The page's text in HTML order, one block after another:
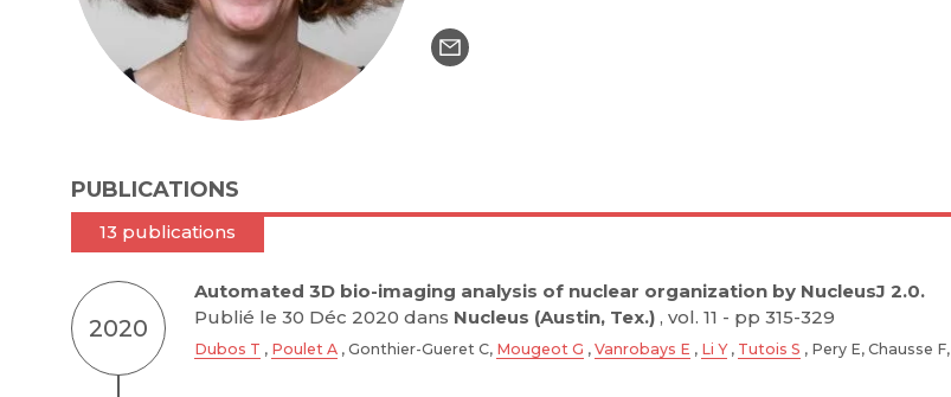
PUBLICATIONS
13 publications
2020
Automated 3D bio-imaging analysis of nuclear organization by NucleusJ 2.0.
Publié le 30 Déc 2020 dans Nucleus (Austin, Tex.) , vol. 11 - pp 315-329
Dubos T , Poulet A , Gonthier-Gueret C, Mougeot G , Vanrobays E , Li Y, Tutois S , Pery E, Chausse F,